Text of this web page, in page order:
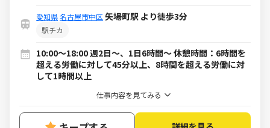
愛知県名古屋市中区 矢場町駅 より徒歩3分
駅チカ
10:00～18:00 週2日～、1日6時間～ 休憩時間：6時間を
超える労働に対して45分以上、8時間を超える労働に対
して1時間以上
仕事内容を見てみる